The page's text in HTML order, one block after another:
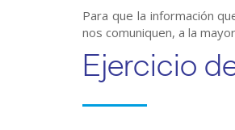
Para que la información
nos comuniquen, a la
Ejercicio